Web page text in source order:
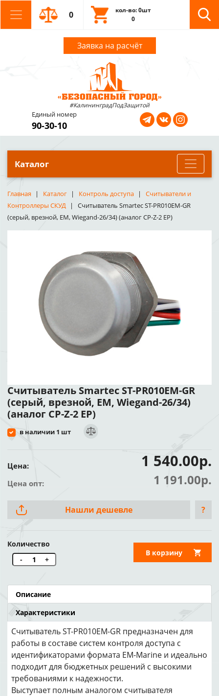
0
кол-во: 0шт
0
Заявка на расчёт
#КалининградПодЗащитой
Единый номер
90-30-10
Каталог
Главная Каталог Контроль доступа
Считыватели и
Контроллеры СКУД
Считыватель Smartec ST-PR010EM-GR
(серый, врезной, EM, Wiegand-26/34) (аналог CP-Z-2 EP)
Считыватель Smartec ST-PR010EM-GR
(серый, врезной, EM, Wiegand-26/34)
(аналог CP-Z-2 EP)
в наличии 1 шт
Цена: 1 540.00р.
Цена опт: 1 191.00р.
Нашли дешевле ?
Количество
-
+
В корзину
Описание
Характеристики
Считыватель ST-PR010EM-GR предназначен для
работы в составе систем контроля доступа с
идентификаторами формата EM-Marine и идеально
подходит для бюджетных решений с высокими
требованиями к надежности.
Выступает полным аналогом считывателя